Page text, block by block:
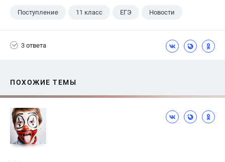
Поступление 11 класс ЕГЭ Новости
3 ответа
ПОХОЖИЕ ТЕМЫ